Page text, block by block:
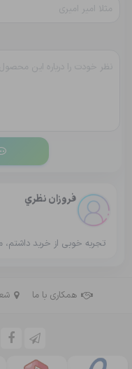
فروزان نظري
تجربه خوبی از خرید داشتم،
همکاری با ما